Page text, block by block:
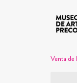
Venta de